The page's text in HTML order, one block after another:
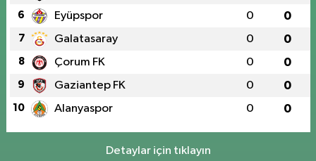
6 Eyüpspor 0 0
7 Galatasaray 0 0
8 Çorum FK 0 0
9 Gaziantep FK 0 0
10 Alanyaspor 0 0
Detaylar için tıklayın